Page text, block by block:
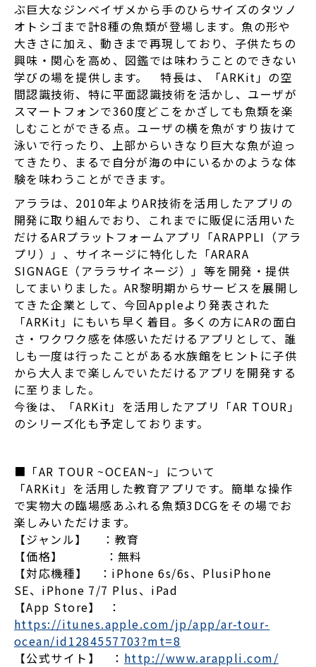
ぶ巨大なジンベイザメから手のひらサイズのタツノ
オトシゴまで計8種の魚類が登場します。魚の形や
大きさに加え、動きまで再現しており、子供たちの
興味・関心を高め、図鑑では味わうことのできない
学びの場を提供します。 特長は、「ARKit」の空
間認識技術、特に平面認識技術を活かし、ユーザが
スマートフォンで360度どこをかざしても魚類を楽
しむことができる点。ユーザの横を魚がすり抜けて
泳いで行ったり、上部からいきなり巨大な魚が迫っ
てきたり、まるで自分が海の中にいるかのような体
験を味わうことができます。
アララは、2010年よりAR技術を活用したアプリの
開発に取り組んでおり、これまでに販促に活用いた
だけるARプラットフォームアプリ「ARAPPLI（アラ
プリ）」、サイネージに特化した「ARARA
SIGNAGE（アララサイネージ）」等を開発・提供
してまいりました。AR黎明期からサービスを展開し
てきた企業として、今回Appleより発表された
「ARKit」にもいち早く着目。多くの方にARの面白
さ・ワクワク感を体感いただけるアプリとして、誰
しも一度は行ったことがある水族館をヒントに子供
から大人まで楽しんでいただけるアプリを開発する
に至りました。
今後は、「ARKit」を活用したアプリ「AR TOUR」
のシリーズ化も予定しております。
■「AR TOUR ~OCEAN~」について
「ARKit」を活用した教育アプリです。簡単な操作
で実物大の臨場感あふれる魚類3DCGをその場でお
楽しみいただけます。
【ジャンル】 ：教育
【価格】 ：無料
【対応機種】 ：iPhone 6s/6s、PlusiPhone
SE、iPhone 7/7 Plus、iPad
【App Store】 ：
https://itunes.apple.com/jp/app/ar-tour-
ocean/id1284557703?mt=8
【公式サイト】 ： http://www.arappli.com/